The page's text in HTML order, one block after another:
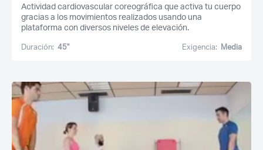
Actividad cardiovascular coreográfica que activa tu cuerpo
gracias a los movimientos realizados usando una
plataforma con diversos niveles de elevación.
Duración: 45'' Exigencia: Media